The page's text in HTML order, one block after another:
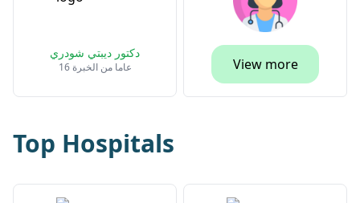
دكتور ديبتي شودري
16 عاما من الخبرة View more
Top Hospitals